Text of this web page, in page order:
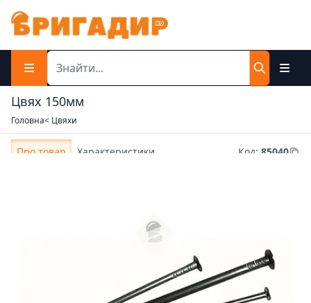
Цвях 150мм
Головна< Цвяхи
Про товар Характеристики Код: 85040